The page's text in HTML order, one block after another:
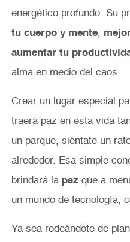
energético profundo. Su
tu cuerpo y mente,
aumentar tu
alma en medio del caos.
Crear un lugar especial
traerá paz en esta vida
un parque, siéntate un
alrededor. Esa simple
brindará la paz que a
un mundo de tecnología,
Ya sea rodeándote de